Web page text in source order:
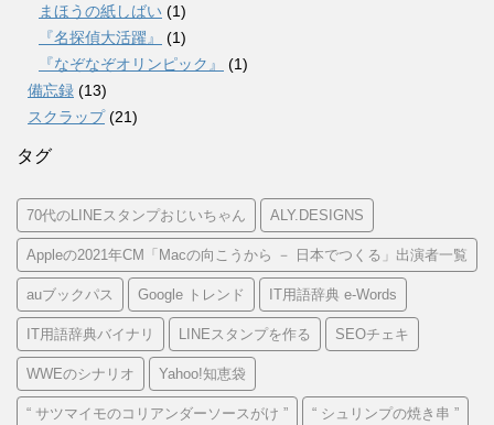
まほうの紙しばい (1)
『名探偵大活躍』
(1)
『なぞなぞオリンピック』
(1)
備忘録 (13)
スクラップ(21)
タグ
70代のLINEスタンプおじいちゃん ALY.DESIGNS
Appleの2021年CM「Macの向こうから － 日本でつくる」出演者一覧
auブックパス Google トレンド IT用語辞典 e-Words
IT用語辞典バイナリ LINEスタンプを作る SEOチェキ
WWEのシナリオ Yahoo!知恵袋
“ サツマイモのコリアンダーソースがけ ” “ シュリンプの焼き串 ”